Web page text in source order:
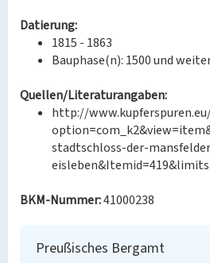
Datierung:
1815 - 1863
Bauphase(n): 1500 und
Quellen/Literaturangaben:
http://
stadtschloss-der-
BKM-Nummer:41000238
Preußisches Bergamt